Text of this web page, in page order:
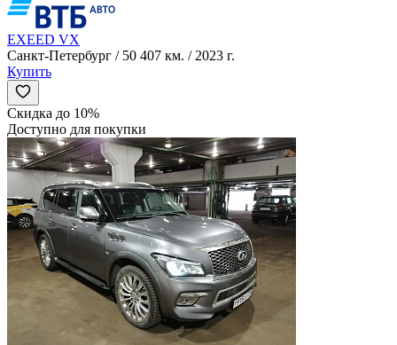
EXEED VX
Санкт-Петербург / 50 407 км. / 2023 г.
Купить
Скидка до 10%
Доступно для покупки